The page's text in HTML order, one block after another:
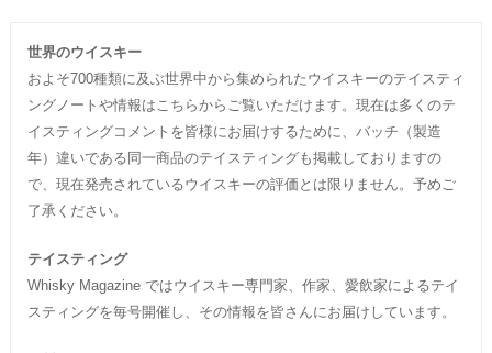
世界のウイスキー
およそ700種類に及ぶ世界中から集められたウイスキーのテイスティ
ングノートや情報はこちらからご覧いただけます。現在は多くのテ
イスティングコメントを皆様にお届けするために、バッチ（製造
年）違いである同一商品のテイスティングも掲載しておりますの
で、現在発売されているウイスキーの評価とは限りません。予めご
了承ください。
テイスティング
Whisky Magazine ではウイスキー専門家、作家、愛飲家によるテイ
スティングを毎号開催し、その情報を皆さんにお届けしています。